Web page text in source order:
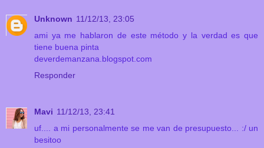
Unknown 11/12/13, 23:05
ami ya me hablaron de este método y la verdad es que
tiene buena pinta
deverdemanzana.blogspot.com
Responder
Mavi 11/12/13, 23:41
uf.... a mi personalmente se me van de presupuesto... :/ un
besitoo